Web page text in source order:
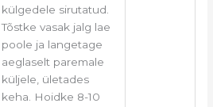
külgedele sirutatud.
Tõstke vasak jalg lae
poole ja langetage
aeglaselt paremale
küljele, ületades
keha. Hoidke 8-10